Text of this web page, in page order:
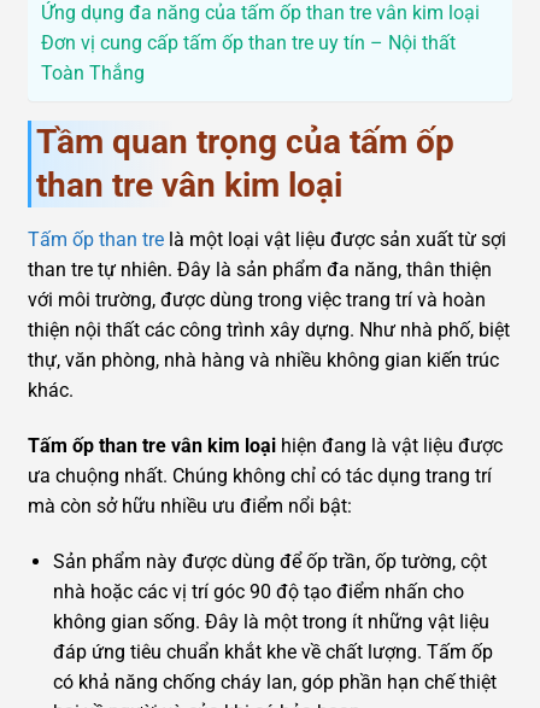
Ứng dụng đa năng của tấm ốp than tre vân kim loại
Đơn vị cung cấp tấm ốp than tre uy tín – Nội thất
Toàn Thắng
Tầm quan trọng của tấm ốp
than tre vân kim loại
Tấm ốp than tre là một loại vật liệu được sản xuất từ sợi
than tre tự nhiên. Đây là sản phẩm đa năng, thân thiện
với môi trường, được dùng trong việc trang trí và hoàn
thiện nội thất các công trình xây dựng. Như nhà phố, biệt
thự, văn phòng, nhà hàng và nhiều không gian kiến trúc
khác.
Tấm ốp than tre vân kim loại hiện đang là vật liệu được
ưa chuộng nhất. Chúng không chỉ có tác dụng trang trí
mà còn sở hữu nhiều ưu điểm nổi bật:
Sản phẩm này được dùng để ốp trần, ốp tường, cột
nhà hoặc các vị trí góc 90 độ tạo điểm nhấn cho
không gian sống. Đây là một trong ít những vật liệu
đáp ứng tiêu chuẩn khắt khe về chất lượng. Tấm ốp
có khả năng chống cháy lan, góp phần hạn chế thiệt